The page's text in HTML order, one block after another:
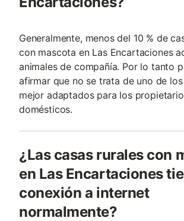
Generalmente, menos del 10 % de
con mascota en Las Encartaciones
animales de compañía. Por lo tanto
afirmar que no se trata de uno de
mejor adaptados para los
domésticos.
¿Las casas rurales con
en Las Encartaciones
conexión a internet
normalmente?